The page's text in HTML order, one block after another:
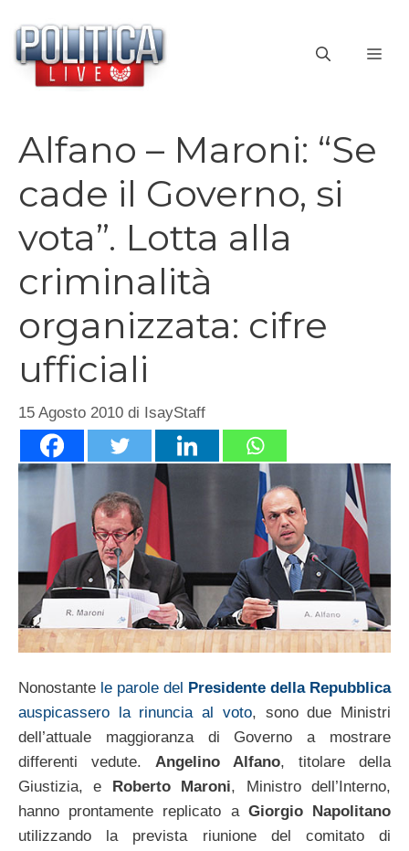
contenuto
Alfano – Maroni: “Se
cade il Governo, si
vota”. Lotta alla
criminalità
organizzata: cifre
ufficiali
15 Agosto 2010 di IsayStaff
Nonostante le parole del Presidente della Repubblica
auspicassero la rinuncia al voto, sono due Ministri
dell’attuale maggioranza di Governo a mostrare
differenti vedute. Angelino Alfano, titolare della
Giustizia, e Roberto Maroni, Ministro dell’Interno,
hanno prontamente replicato a Giorgio Napolitano
utilizzando la prevista riunione del comitato di